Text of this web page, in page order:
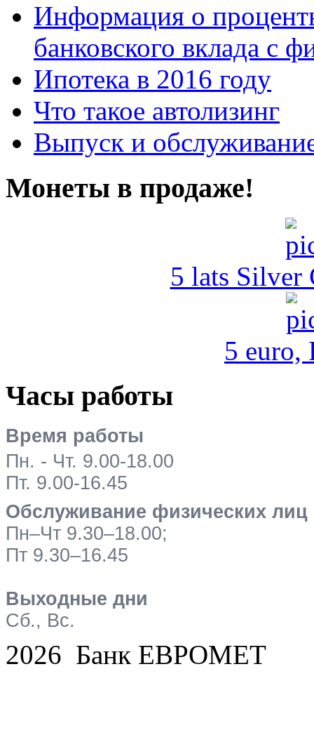
Информация о
банковского вклада с
Ипотека в 2016 году
Что такое автолизинг
Выпуск и
Монеты в продаже!
5 lats Silver
5 euro,
Часы работы
Время работы
Пн. - Чт. 9.00-18.00
Пт. 9.00-16.45
Обслуживание физических лиц
Пн–Чт 9.30–18.00;
Пт 9.30–16.45
Выходные дни
Сб., Вс.
2026 Банк ЕВРОМЕТ